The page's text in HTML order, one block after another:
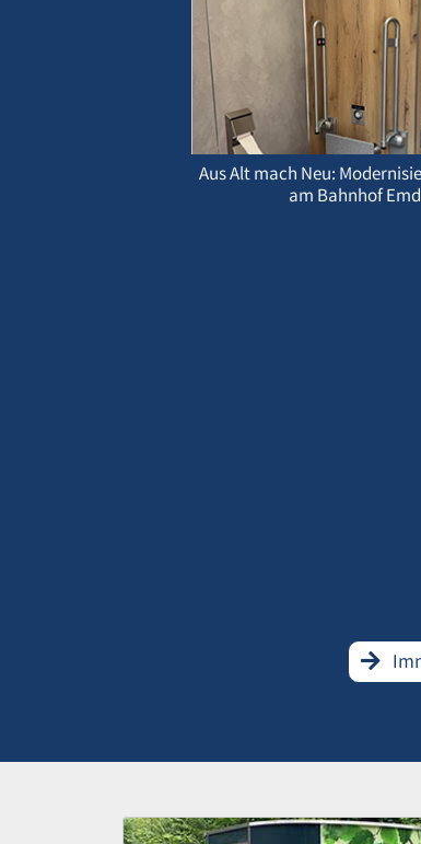
Aus Alt mach Neu:
am Bahnhof